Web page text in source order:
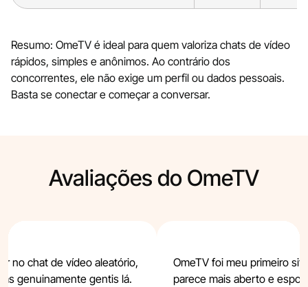
Resumo: OmeTV é ideal para quem valoriza chats de vídeo
rápidos, simples e anônimos. Ao contrário dos
concorrentes, ele não exige um perfil ou dados pessoais.
Basta se conectar e começar a conversar.
Avaliações do OmeTV
no chat de vídeo aleatório,
genuinamente gentis lá.
OmeTV foi meu primeiro
parece mais aberto e